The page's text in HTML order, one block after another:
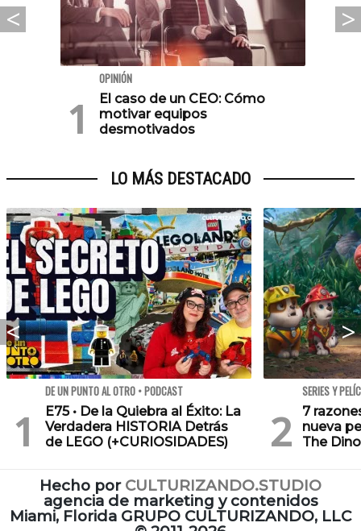
OPINIÓN
El caso de un CEO: Cómo
motivar equipos
desmotivados
LO MÁS DESTACADO
DE UN PUNTO AL OTRO • PODCAST
E75 • De la Quiebra al Éxito: La
Verdadera HISTORIA Detrás
de LEGO (+CURIOSIDADES)
SERIES Y
7
nueva
The
Hecho por CULTURIZANDO.STUDIO
agencia de marketing y contenidos
Miami, Florida GRUPO CULTURIZANDO, LLC